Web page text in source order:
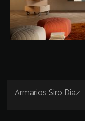
Armarios Siro Diaz